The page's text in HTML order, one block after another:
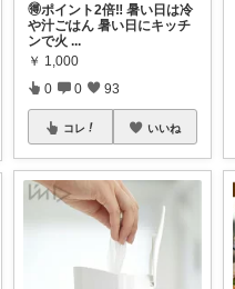
🉐ポイント2倍‼️ 暑い日は冷
や汁ごはん 暑い日にキッチ
ンで火 ...
￥ 1,000
0 0 93
コレ いいね